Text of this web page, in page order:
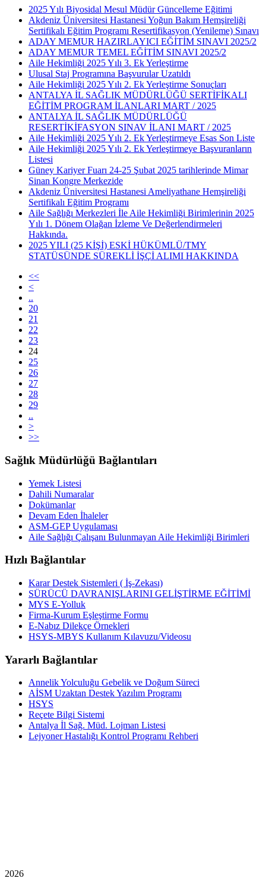
2025 Yılı Biyosidal Mesul Müdür Güncelleme Eğitimi
Akdeniz Üniversitesi Hastanesi Yoğun Bakım Hemşireliği
Sertifikalı Eğitim Programı Resertifikasyon (Yenileme) Sınavı
ADAY MEMUR HAZIRLAYICI EĞİTİM SINAVI 2025/2
ADAY MEMUR TEMEL EĞİTİM SINAVI 2025/2
Aile Hekimliği 2025 Yılı 3. Ek Yerleştirme
Ulusal Staj Programına Başvurular Uzatıldı
Aile Hekimliği 2025 Yılı 2. Ek Yerleştirme Sonuçları
ANTALYA İL SAĞLIK MÜDÜRLÜĞÜ SERTİFİKALI
EĞİTİM PROGRAM İLANLARI MART / 2025
ANTALYA İL SAĞLIK MÜDÜRLÜĞÜ
RESERTİKİFASYON SINAV İLANI MART / 2025
Aile Hekimliği 2025 Yılı 2. Ek Yerleştirmeye Esas Son Liste
Aile Hekimliği 2025 Yılı 2. Ek Yerleştirmeye Başvuranların
Listesi
Güney Kariyer Fuarı 24-25 Şubat 2025 tarihlerinde Mimar
Sinan Kongre Merkezide
Akdeniz Üniversitesi Hastanesi Ameliyathane Hemşireliği
Sertifikalı Eğitim Programı
Aile Sağlığı Merkezleri İle Aile Hekimliği Birimlerinin 2025
Yılı 1. Dönem Olağan İzleme Ve Değerlendirmeleri
Hakkında.
2025 YILI (25 KİŞİ) ESKİ HÜKÜMLÜ/TMY
STATÜSÜNDE SÜREKLİ İŞÇİ ALIMI HAKKINDA
<<
<
..
20
21
22
23
24
25
26
27
28
29
..
>
>>
Sağlık Müdürlüğü Bağlantıları
Yemek Listesi
Dahili Numaralar
Dokümanlar
Devam Eden İhaleler
ASM-GEP Uygulaması
Aile Sağlığı Çalışanı Bulunmayan Aile Hekimliği Birimleri
Hızlı Bağlantılar
Karar Destek Sistemleri ( İş-Zekası)
SÜRÜCÜ DAVRANIŞLARINI GELİŞTİRME EĞİTİMİ
MYS E-Yolluk
Firma-Kurum Eşleştirme Formu
E-Nabız Dilekçe Örnekleri
HSYS-MBYS Kullanım Kılavuzu/Videosu
Yararlı Bağlantılar
Annelik Yolculuğu Gebelik ve Doğum Süreci
AİSM Uzaktan Destek Yazılım Programı
HSYS
Reçete Bilgi Sistemi
Antalya İl Sağ. Müd. Lojman Listesi
Lejyoner Hastalığı Kontrol Programı Rehberi
2026